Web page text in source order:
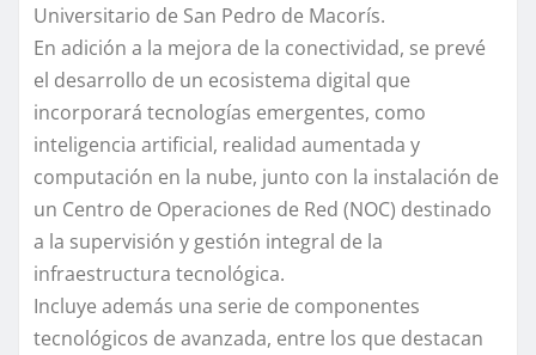
Universitario de San Pedro de Macorís.
En adición a la mejora de la conectividad, se prevé
el desarrollo de un ecosistema digital que
incorporará tecnologías emergentes, como
inteligencia artificial, realidad aumentada y
computación en la nube, junto con la instalación de
un Centro de Operaciones de Red (NOC) destinado
a la supervisión y gestión integral de la
infraestructura tecnológica.
Incluye además una serie de componentes
tecnológicos de avanzada, entre los que destacan